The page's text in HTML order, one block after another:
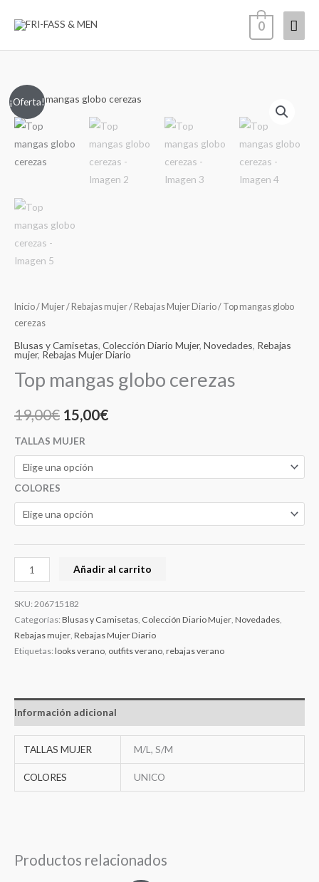
0
¡Oferta!
Inicio/ Mujer/ Rebajas mujer/ Rebajas Mujer Diario/ Top mangas globo
cerezas
Blusas y Camisetas, Colección Diario Mujer, Novedades, Rebajas
mujer, Rebajas Mujer Diario
Top mangas globo cerezas
19,00€
El
precio
original
15,00€
El
precio
actual
es:
TALLAS MUJER
COLORES
Top
mangas
globo
cerezas
cantidad
Añadir al carrito
SKU: 206715182
Categorías: Blusas y Camisetas, Colección Diario Mujer, Novedades,
Rebajas mujer, Rebajas Mujer Diario
Etiquetas: looks verano, outfits verano, rebajas verano
Información adicional
TALLAS MUJER M/L, S/M
COLORES UNICO
Productos relacionados